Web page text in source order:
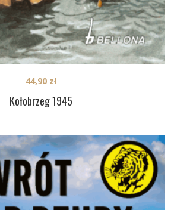
Kołobrzeg 1945
44,90 zł